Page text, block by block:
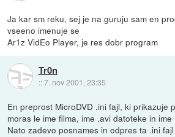
Ja kar sm reku, sej je na guruju sam en
vseeno imenuje se
Ar1z VidEo Player, je res dobr program
Tr0n
::7. nov 2001, 23:35
En preprost MicroDVD .ini fajl, ki prikazuje
moras le ime filma, ime .avi datoteke in
Nato zadevo posnames in odpres ta .ini